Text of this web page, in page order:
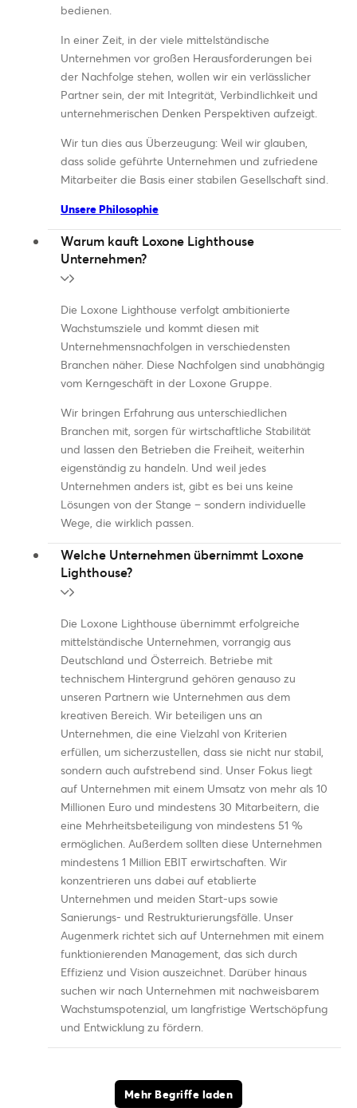
bedienen.
In einer Zeit, in der viele mittelständische
Unternehmen vor großen Herausforderungen bei
der Nachfolge stehen, wollen wir ein verlässlicher
Partner sein, der mit Integrität, Verbindlichkeit und
unternehmerischen Denken Perspektiven aufzeigt.
Wir tun dies aus Überzeugung: Weil wir glauben,
dass solide geführte Unternehmen und zufriedene
Mitarbeiter die Basis einer stabilen Gesellschaft sind.
Unsere Philosophie
Warum kauft Loxone Lighthouse
Unternehmen?
Die Loxone Lighthouse verfolgt ambitionierte
Wachstumsziele und kommt diesen mit
Unternehmensnachfolgen in verschiedensten
Branchen näher. Diese Nachfolgen sind unabhängig
vom Kerngeschäft in der Loxone Gruppe.
Wir bringen Erfahrung aus unterschiedlichen
Branchen mit, sorgen für wirtschaftliche Stabilität
und lassen den Betrieben die Freiheit, weiterhin
eigenständig zu handeln. Und weil jedes
Unternehmen anders ist, gibt es bei uns keine
Lösungen von der Stange – sondern individuelle
Wege, die wirklich passen.
Welche Unternehmen übernimmt Loxone
Lighthouse?
Die Loxone Lighthouse übernimmt erfolgreiche
mittelständische Unternehmen, vorrangig aus
Deutschland und Österreich. Betriebe mit
technischem Hintergrund gehören genauso zu
unseren Partnern wie Unternehmen aus dem
kreativen Bereich. Wir beteiligen uns an
Unternehmen, die eine Vielzahl von Kriterien
erfüllen, um sicherzustellen, dass sie nicht nur stabil,
sondern auch aufstrebend sind. Unser Fokus liegt
auf Unternehmen mit einem Umsatz von mehr als 10
Millionen Euro und mindestens 30 Mitarbeitern, die
eine Mehrheitsbeteiligung von mindestens 51 %
ermöglichen. Außerdem sollten diese Unternehmen
mindestens 1 Million EBIT erwirtschaften. Wir
konzentrieren uns dabei auf etablierte
Unternehmen und meiden Start-ups sowie
Sanierungs- und Restrukturierungsfälle. Unser
Augenmerk richtet sich auf Unternehmen mit einem
funktionierenden Management, das sich durch
Effizienz und Vision auszeichnet. Darüber hinaus
suchen wir nach Unternehmen mit nachweisbarem
Wachstumspotenzial, um langfristige Wertschöpfung
und Entwicklung zu fördern.
Mehr Begriffe laden